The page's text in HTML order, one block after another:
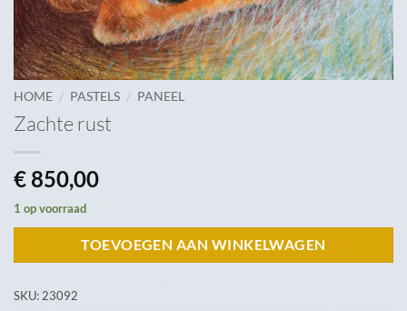
HOME / PASTELS / PANEEL
Zachte rust
€ 850,00
1 op voorraad
TOEVOEGEN AAN WINKELWAGEN
SKU:23092